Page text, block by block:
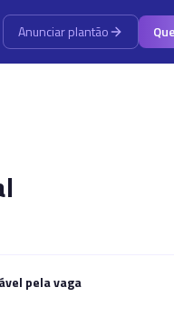
Anunciar plantão
pela vaga